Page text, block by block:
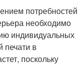
потребностей
необходимо
индивидуальных
печати в
поскольку